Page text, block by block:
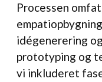
Processen
idégenerering
prototyping og
vi inkluderet